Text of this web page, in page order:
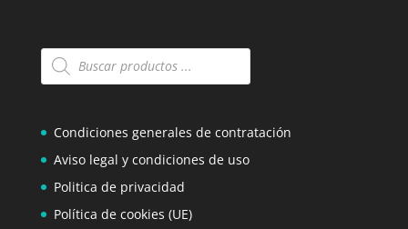
Búsqueda
de
Condiciones generales de contratación
Aviso legal y condiciones de uso
Politica de privacidad
Política de cookies (UE)